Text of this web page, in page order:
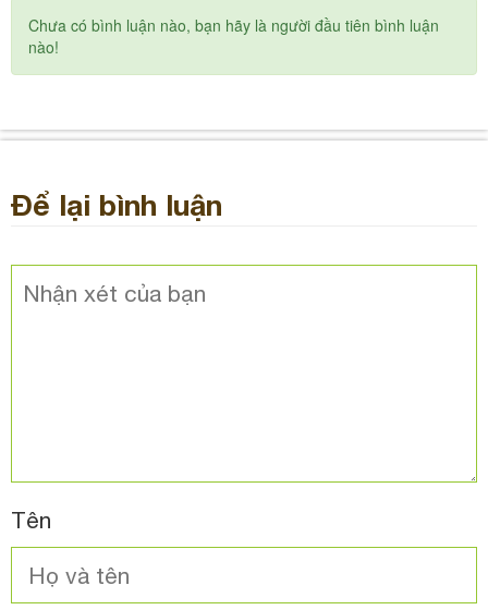
Chưa có bình luận nào, bạn hãy là người đầu tiên bình luận
nào!
Để lại bình luận
Tên